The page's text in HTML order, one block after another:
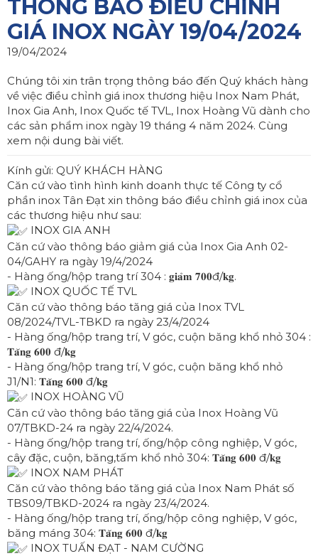
THÔNG BÁO ĐIỀU CHỈNH
GIÁ INOX NGÀY 19/04/2024
19/04/2024
Chúng tôi xin trân trọng thông báo đến Quý khách hàng
về việc điều chỉnh giá inox thương hiệu Inox Nam Phát,
Inox Gia Anh, Inox Quốc tế TVL, Inox Hoàng Vũ dành cho
các sản phẩm inox ngày 19 tháng 4 năm 2024. Cùng
xem nội dung bài viết.
Kính gửi: QUÝ KHÁCH HÀNG
Căn cứ vào tình hình kinh doanh thực tế Công ty cổ
phần inox Tân Đạt xin thông báo điều chỉnh giá inox của
các thương hiệu như sau:
INOX GIA ANH
Căn cứ vào thông báo giảm giá của Inox Gia Anh 02-
04/GAHY ra ngày 19/4/2024
- Hàng ống/hộp trang trí 304 : 𝐠𝐢𝐚̉𝐦 𝟕𝟎𝟎đ/𝐤𝐠.
INOX QUỐC TẾ TVL
Căn cứ vào thông báo tăng giá của Inox TVL
08/2024/TVL-TBKD ra ngày 23/4/2024
- Hàng ống/hộp trang trí, V góc, cuộn băng khổ nhỏ 304 :
𝐓𝐚̆𝐧𝐠 𝟔𝟎𝟎 đ/𝐤𝐠
- Hàng ống/hộp trang trí, V góc, cuộn băng khổ nhỏ
J1/N1: 𝐓𝐚̆𝐧𝐠 𝟔𝟎𝟎 đ/𝐤𝐠
INOX HOÀNG VŨ
Căn cứ vào thông báo tăng giá của Inox Hoàng Vũ
07/TBKD-24 ra ngày 22/4/2024.
- Hàng ống/hộp trang trí, ống/hộp công nghiệp, V góc,
cây đặc, cuộn, băng,tấm khổ nhỏ 304: 𝐓𝐚̆𝐧𝐠 𝟔𝟎𝟎 đ/𝐤𝐠
INOX NAM PHÁT
Căn cứ vào thông báo tăng giá của Inox Nam Phát số
TBS09/TBKD-2024 ra ngày 23/4/2024.
- Hàng ống/hộp trang trí, ống/hộp công nghiệp, V góc,
băng máng 304: 𝐓𝐚̆𝐧𝐠 𝟔𝟎𝟎 đ/𝐤𝐠
INOX TUẤN ĐẠT - NAM CƯỜNG